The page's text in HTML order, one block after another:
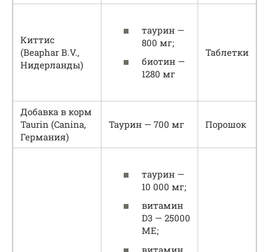
Киттис
(Beaphar B.V.,
Нидерланды)
таурин —
800 мг;
биотин —
1280 мг
Таблетки
Добавка в корм
Taurin (Canina,
Германия)
Таурин — 700 мг Порошок
таурин —
10 000 мг;
витамин
D3 — 25000
МЕ;
витамин